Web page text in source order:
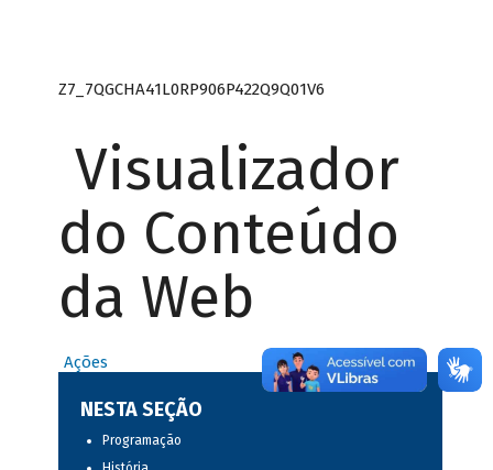
Z7_7QGCHA41L0RP906P422Q9Q01V6
Visualizador
do Conteúdo
da Web
Ações
NESTA SEÇÃO
Programação